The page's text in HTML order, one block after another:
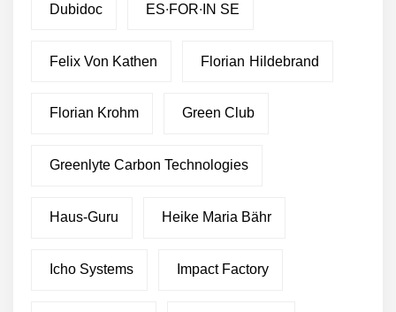
Dubidoc ES∙FOR∙IN SE
Felix Von Kathen Florian Hildebrand
Florian Krohm Green Club
Greenlyte Carbon Technologies
Haus-Guru Heike Maria Bähr
Icho Systems Impact Factory